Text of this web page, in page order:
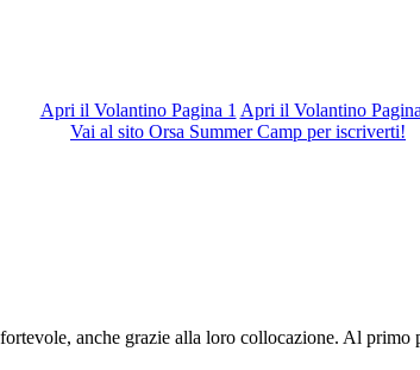
Apri il Volantino Pagina 1 Apri il Volantino
Vai al sito Orsa Summer Camp per iscriverti!
anche grazie alla loro collocazione. Al